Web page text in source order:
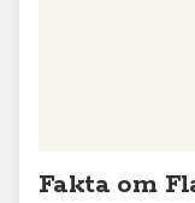
Fakta om